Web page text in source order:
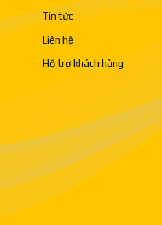
Tin tức
Liên hệ
Hỗ trợ khách hàng